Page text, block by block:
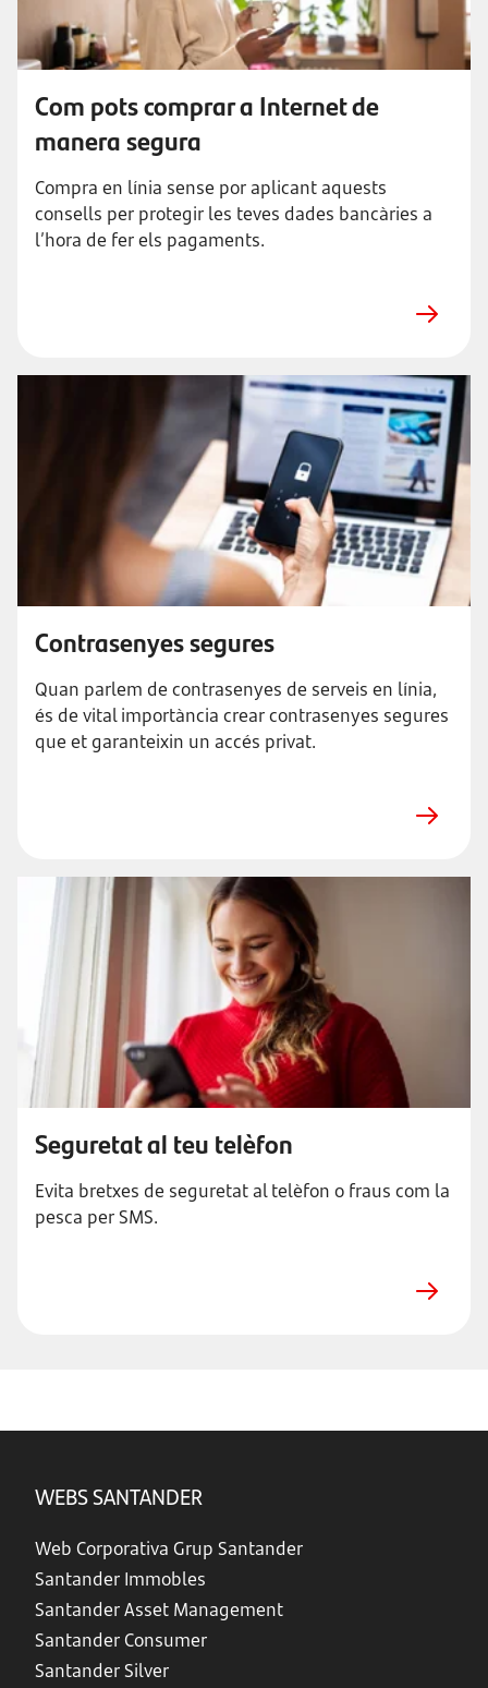
Com pots comprar a Internet de
manera segura
Compra en línia sense por aplicant aquests
consells per protegir les teves dades bancàries a
l’hora de fer els pagaments.
Contrasenyes segures
Quan parlem de contrasenyes de serveis en línia,
és de vital importància crear contrasenyes segures
que et garanteixin un accés privat.
Seguretat al teu telèfon
Evita bretxes de seguretat al telèfon o fraus com la
pesca per SMS.
WEBS SANTANDER
Web Corporativa Grup Santander
Santander Immobles
Santander Asset Management
Santander Consumer
Santander Silver